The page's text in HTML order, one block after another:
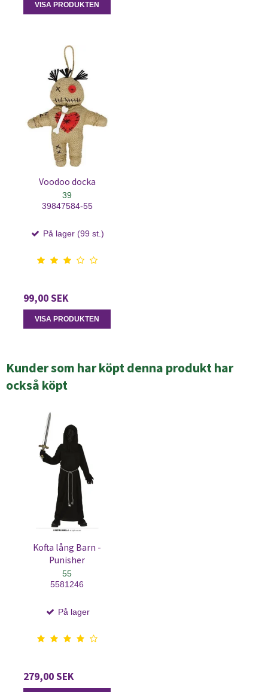
VISA PRODUKTEN
Voodoo docka
39
39847584-55
På lager (99 st.)
99,00 SEK
VISA PRODUKTEN
Kunder som har köpt denna produkt har
också köpt
Kofta lång Barn -
Punisher
55
5581246
På lager
279,00 SEK